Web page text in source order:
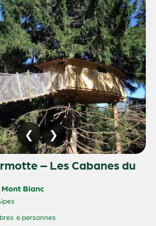
– Les Cabanes du
Blanc
6 personnes